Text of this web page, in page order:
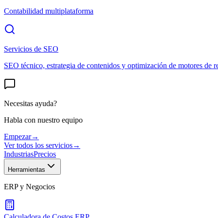
Contabilidad multiplataforma
Servicios de SEO
SEO técnico, estrategia de contenidos y optimización de motores de
Necesitas ayuda?
Habla con nuestro equipo
Empezar→
Ver todos los servicios→
IndustriasPrecios
Herramientas
ERP y Negocios